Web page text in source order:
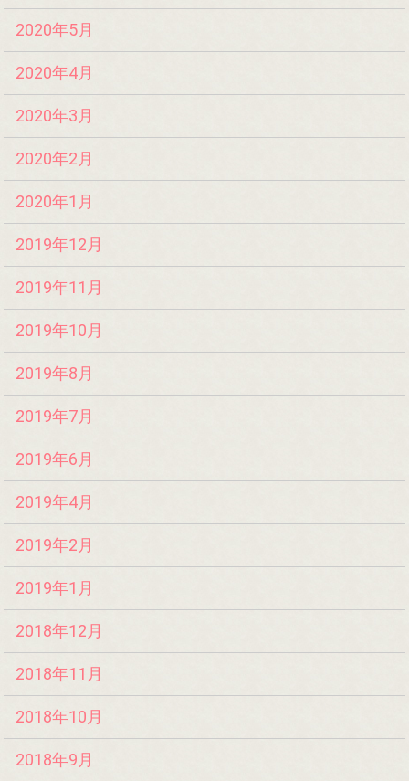
2020年5月
2020年4月
2020年3月
2020年2月
2020年1月
2019年12月
2019年11月
2019年10月
2019年8月
2019年7月
2019年6月
2019年4月
2019年2月
2019年1月
2018年12月
2018年11月
2018年10月
2018年9月